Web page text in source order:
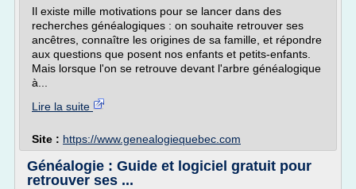
Il existe mille motivations pour se lancer dans des
recherches généalogiques : on souhaite retrouver ses
ancêtres, connaître les origines de sa famille, et répondre
aux questions que posent nos enfants et petits-enfants.
Mais lorsque l'on se retrouve devant l'arbre généalogique
à...
Lire la suite
Site : https://www.genealogiequebec.com
Généalogie : Guide et logiciel gratuit pour
retrouver ses ...